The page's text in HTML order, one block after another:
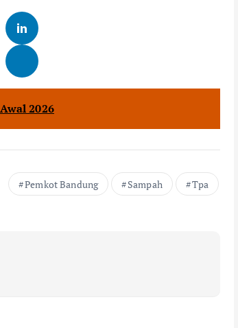
2026
Pemkot Bandung Sampah Tpa